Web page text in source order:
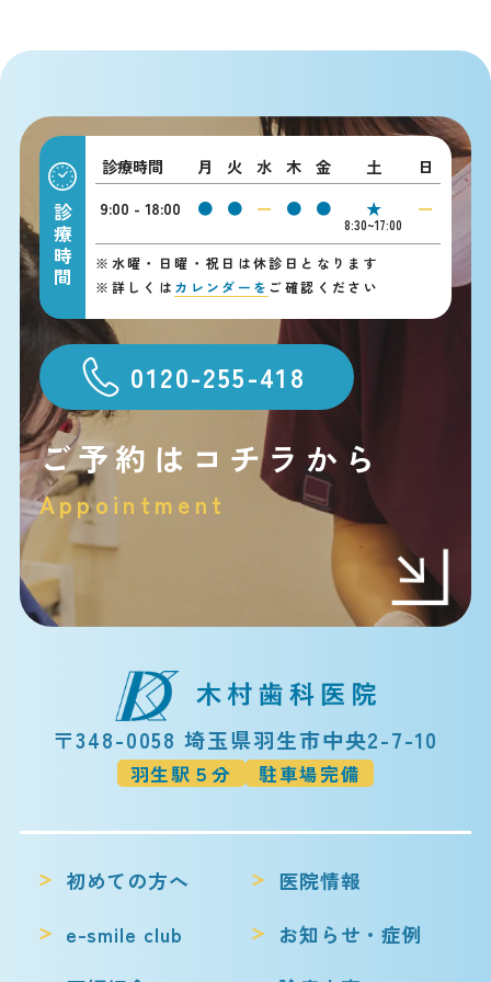
診療時間
診療時間 月 火 水 木 金 土
日
9:00 - 18:00
● ● ー ● ● ★
8:30~17:00
ー
※ 水曜・日曜・祝日は休診日となります
※ 詳しくは カレンダーを ご確認ください
0120-255-418
ご予約はコチラから
Appointment
〒348-0058 埼玉県羽生市中央2-7-10
羽生駅５分 駐車場完備
初めての方へ
医院情報
e-smile club
お知らせ・症例